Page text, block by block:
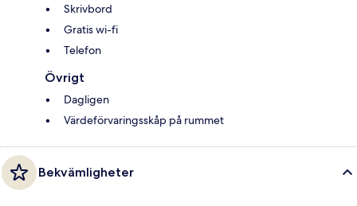
Skrivbord
Gratis wi-fi
Telefon
Övrigt
Dagligen
Värdeförvaringsskåp på rummet
Bekvämligheter